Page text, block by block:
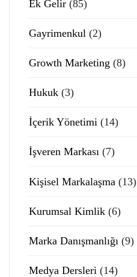
Ek Gelir (85)
Gayrimenkul (2)
Growth Marketing (8)
Hukuk (3)
İçerik Yönetimi (14)
İşveren Markası (7)
Kişisel Markalaşma (13)
Kurumsal Kimlik (6)
Marka Danışmanlığı (9)
Medya Dersleri (14)